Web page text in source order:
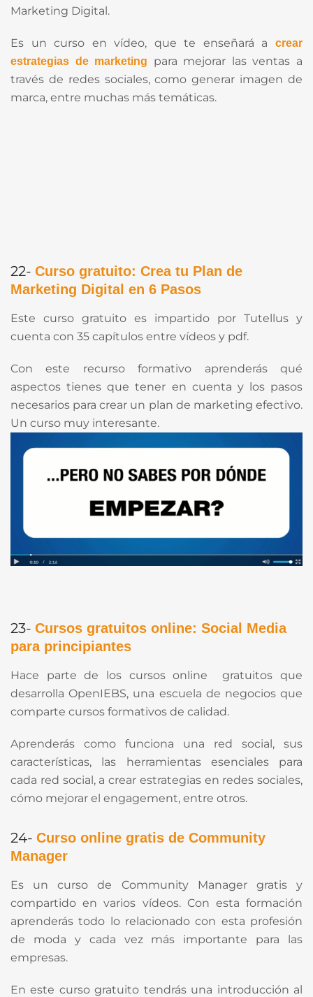
Marketing Digital.
Es un curso en vídeo, que te enseñará a crear
estrategias de marketing
para mejorar las ventas a
través de redes sociales, como generar imagen de
marca, entre muchas más temáticas.
22- Curso gratuito: Crea tu Plan de
Marketing Digital en 6 Pasos
Este curso gratuito es impartido por Tutellus y
cuenta con 35 capítulos entre vídeos y pdf.
Con este recurso formativo aprenderás qué
aspectos tienes que tener en cuenta y los pasos
necesarios para crear un plan de marketing efectivo.
Un curso muy interesante.
23- Cursos gratuitos online: Social Media
para principiantes
Hace parte de los cursos online gratuitos que
desarrolla OpenIEBS, una escuela de negocios que
comparte cursos formativos de calidad.
Aprenderás como funciona una red social, sus
características, las herramientas esenciales para
cada red social, a crear estrategias en redes sociales,
cómo mejorar el engagement, entre otros.
24- Curso online gratis de Community
Manager
Es un curso de Community Manager gratis y
compartido en varios vídeos. Con esta formación
aprenderás todo lo relacionado con esta profesión
de moda y cada vez más importante para las
empresas.
En este curso gratuito tendrás una introducción al